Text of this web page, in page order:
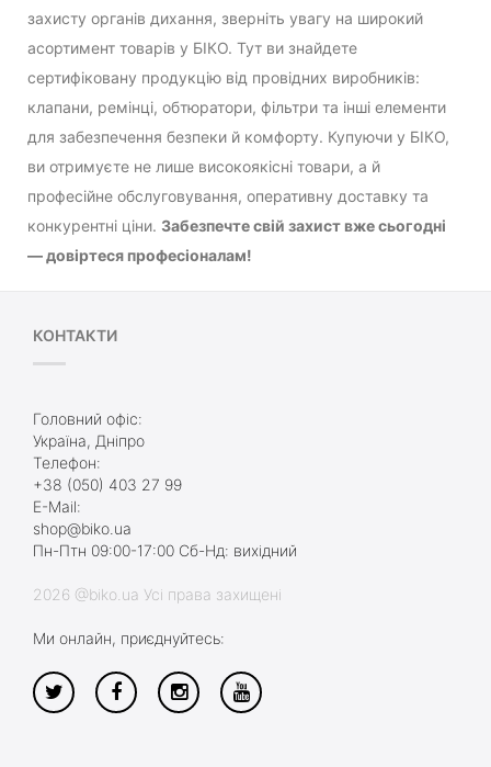
захисту органів дихання, зверніть увагу на широкий
асортимент товарів у БІКО. Тут ви знайдете
сертифіковану продукцію від провідних виробників:
клапани, ремінці, обтюратори, фільтри та інші елементи
для забезпечення безпеки й комфорту. Купуючи у БІКО,
ви отримуєте не лише високоякісні товари, а й
професійне обслуговування, оперативну доставку та
конкурентні ціни. Забезпечте свій захист вже сьогодні
— довіртеся професіоналам!
КОНТАКТИ
Головний офіс:
Україна, Дніпро
Телефон:
+38 (050) 403 27 99
E-Mail:
shop@biko.ua
Пн-Птн 09:00-17:00 Сб-Нд: вихідний
2026 @biko.ua Усі права захищені
Ми онлайн, приєднуйтесь: